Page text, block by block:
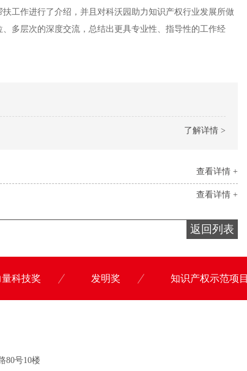
工作进行了介绍，并且对科沃园助力知识产权行业发展所做
多层次的深度交流，总结出更具专业性、指导性的工作经
了解详情 >
查看详情 +
查看详情 +
返回列表
科技奖 发明奖 知识产权示范项目
80号10楼